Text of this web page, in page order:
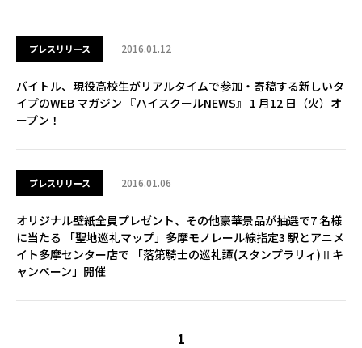
プレスリリース 2016.01.12
バイトル、現役高校生がリアルタイムで参加・寄稿する新しいタ
イプのWEB マガジン 『ハイスクールNEWS』 1 月12 日（火）オ
ープン！
プレスリリース 2016.01.06
オリジナル壁紙全員プレゼント、その他豪華景品が抽選で7 名様
に当たる 「聖地巡礼マップ」多摩モノレール線指定3 駅とアニメ
イト多摩センター店で 「落第騎士の巡礼譚(スタンプラリィ)Ⅱキ
ャンペーン」開催
1